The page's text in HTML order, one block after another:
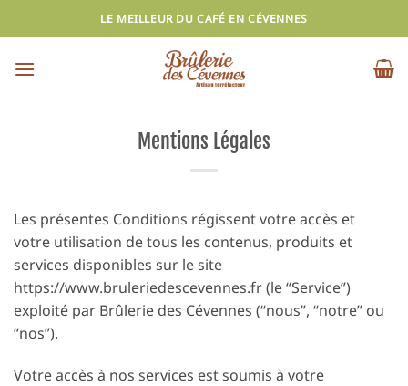
au
LE MEILLEUR DU CAFÉ EN CÉVENNES
Mentions Légales
Les présentes Conditions régissent votre accès et
votre utilisation de tous les contenus, produits et
services disponibles sur le site
https://www.bruleriedescevennes.fr (le “Service”)
exploité par Brûlerie des Cévennes (“nous”, “notre” ou
“nos”).
Votre accès à nos services est soumis à votre